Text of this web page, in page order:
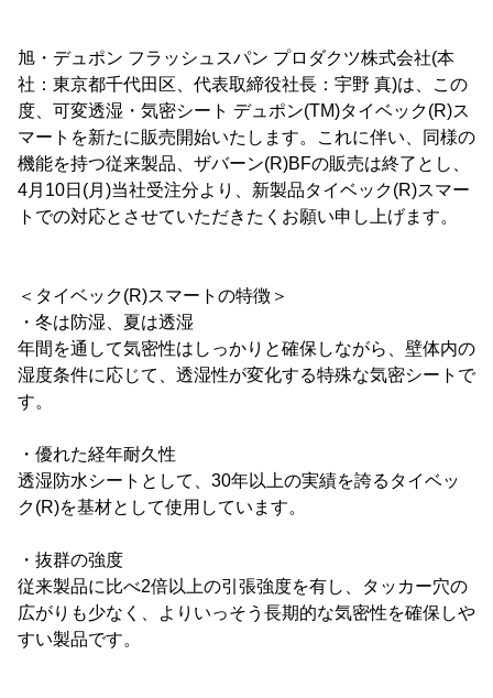
旭・デュポン フラッシュスパン プロダクツ株式会社(本
社：東京都千代田区、代表取締役社長：宇野 真)は、この
度、可変透湿・気密シート デュポン(TM)タイベック(R)ス
マートを新たに販売開始いたします。これに伴い、同様の
機能を持つ従来製品、ザバーン(R)BFの販売は終了とし、
4月10日(月)当社受注分より、新製品タイベック(R)スマー
トでの対応とさせていただきたくお願い申し上げます。
＜タイベック(R)スマートの特徴＞
・冬は防湿、夏は透湿
年間を通して気密性はしっかりと確保しながら、壁体内の
湿度条件に応じて、透湿性が変化する特殊な気密シートで
す。
・優れた経年耐久性
透湿防水シートとして、30年以上の実績を誇るタイベッ
ク(R)を基材として使用しています。
・抜群の強度
従来製品に比べ2倍以上の引張強度を有し、タッカー穴の
広がりも少なく、よりいっそう長期的な気密性を確保しや
すい製品です。